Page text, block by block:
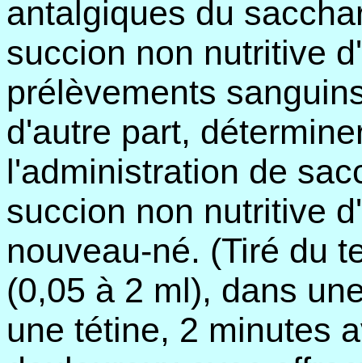
antalgiques du
succion non nutritive
prélèvements
d'autre part,
l'administration de
succion non nutritive
nouveau-né. (Tiré du
(0,05 à 2 ml), dans
une tétine, 2 minutes